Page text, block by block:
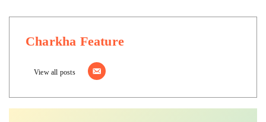
Charkha Feature
View all posts